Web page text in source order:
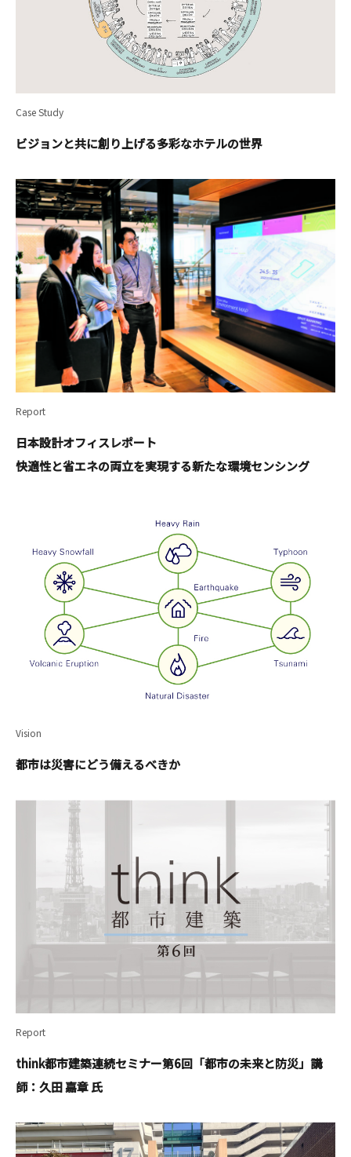
Case Study
ビジョンと共に創り上げる多彩なホテルの世界
Report
日本設計オフィスレポート
快適性と省エネの両立を実現する新たな環境センシング
Vision
都市は災害にどう備えるべきか
Report
think都市建築連続セミナー第6回「都市の未来と防災」講
師：久田 嘉章 氏